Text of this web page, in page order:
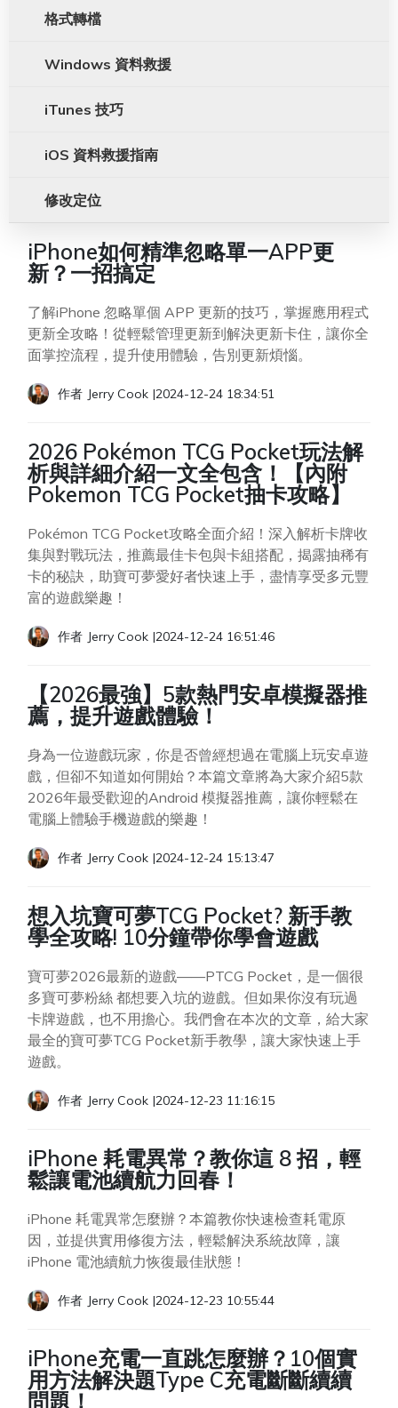
格式轉檔
Windows 資料救援
iTunes 技巧
iOS 資料救援指南
修改定位
iPhone如何精準忽略單一APP更
新？一招搞定
了解iPhone 忽略單個 APP 更新的技巧，掌握應用程式
更新全攻略！從輕鬆管理更新到解決更新卡住，讓你全
面掌控流程，提升使用體驗，告別更新煩惱。
作者 Jerry Cook |2024-12-24 18:34:51
2026 Pokémon TCG Pocket玩法解
析與詳細介紹一文全包含！【內附
Pokemon TCG Pocket抽卡攻略】
Pokémon TCG Pocket攻略全面介紹！深入解析卡牌收
集與對戰玩法，推薦最佳卡包與卡組搭配，揭露抽稀有
卡的秘訣，助寶可夢愛好者快速上手，盡情享受多元豐
富的遊戲樂趣！
作者 Jerry Cook |2024-12-24 16:51:46
【2026最強】5款熱門安卓模擬器推
薦，提升遊戲體驗！
身為一位遊戲玩家，你是否曾經想過在電腦上玩安卓遊
戲，但卻不知道如何開始？本篇文章將為大家介紹5款
2026年最受歡迎的Android 模擬器推薦，讓你輕鬆在
電腦上體驗手機遊戲的樂趣！
作者 Jerry Cook |2024-12-24 15:13:47
想入坑寶可夢TCG Pocket? 新手教
學全攻略! 10分鐘帶你學會遊戲
寶可夢2026最新的遊戲——PTCG Pocket，是一個很
多寶可夢粉絲 都想要入坑的遊戲。但如果你沒有玩過
卡牌遊戲，也不用擔心。我們會在本次的文章，給大家
最全的寶可夢TCG Pocket新手教學，讓大家快速上手
遊戲。
作者 Jerry Cook |2024-12-23 11:16:15
iPhone 耗電異常？教你這 8 招，輕
鬆讓電池續航力回春！
iPhone 耗電異常怎麼辦？本篇教你快速檢查耗電原
因，並提供實用修復方法，輕鬆解決系統故障，讓
iPhone 電池續航力恢復最佳狀態！
作者 Jerry Cook |2024-12-23 10:55:44
iPhone充電一直跳怎麼辦？10個實
用方法解決題Type C充電斷斷續續
問題！